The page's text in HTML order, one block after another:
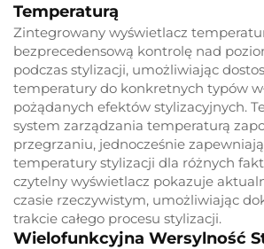
Temperaturą
Zintegrowany wyświetlacz
bezprecedensową kontrolę nad
podczas stylizacji, umożliwiając
temperatury do konkretnych typów
pożądanych efektów stylizacyjnych.
system zarządzania temperaturą
przegrzaniu, jednocześnie
temperatury stylizacji dla różnych
czytelny wyświetlacz pokazuje
czasie rzeczywistym, umożliwiając
trakcie całego procesu stylizacji.
Wielofunkcyjna Wersylność